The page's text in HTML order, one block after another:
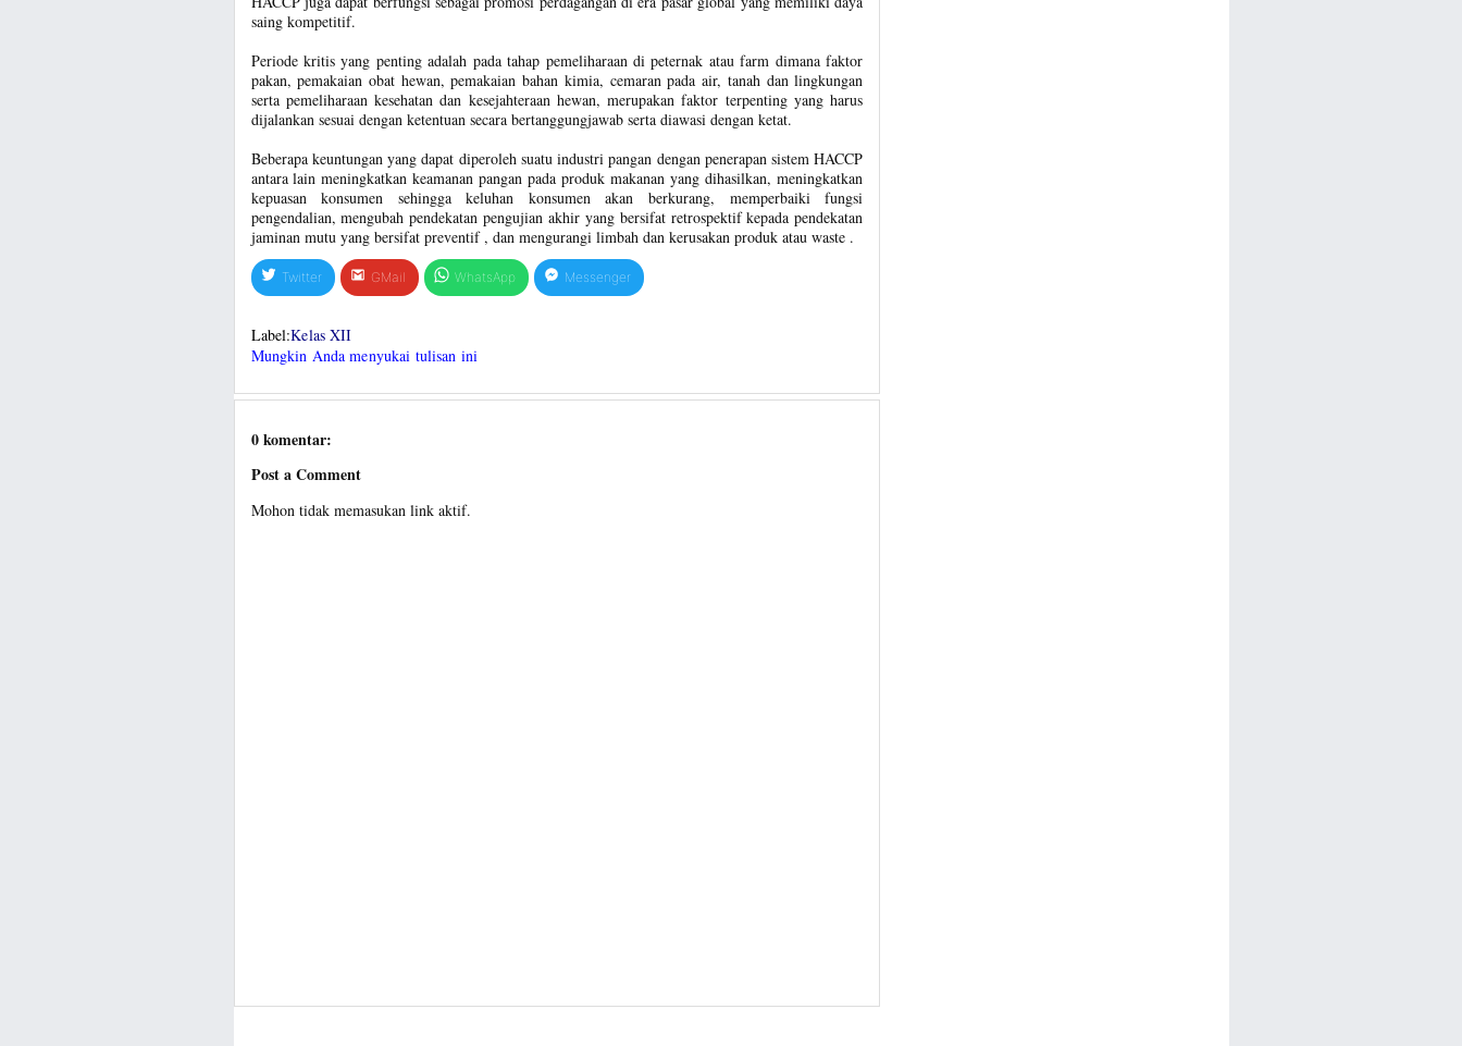
saing kompetitif.
Periode kritis yang penting adalah pada tahap pemeliharaan di peternak atau farm dimana faktor
pakan, pemakaian obat hewan, pemakaian bahan kimia, cemaran pada air, tanah dan lingkungan
serta pemeliharaan kesehatan dan kesejahteraan hewan, merupakan faktor terpenting yang harus
dijalankan sesuai dengan ketentuan secara bertanggungjawab serta diawasi dengan ketat.
Beberapa keuntungan yang dapat diperoleh suatu industri pangan dengan penerapan sistem HACCP
antara lain meningkatkan keamanan pangan pada produk makanan yang dihasilkan, meningkatkan
kepuasan konsumen sehingga keluhan konsumen akan berkurang, memperbaiki fungsi
pengendalian, mengubah pendekatan pengujian akhir yang bersifat retrospektif kepada pendekatan
jaminan mutu yang bersifat preventif , dan mengurangi limbah dan kerusakan produk atau waste .
Twitter GMail WhatsApp Messenger
Label:Kelas XII
Mungkin Anda menyukai tulisan ini
0 komentar:
Post a Comment
Mohon tidak memasukan link aktif.